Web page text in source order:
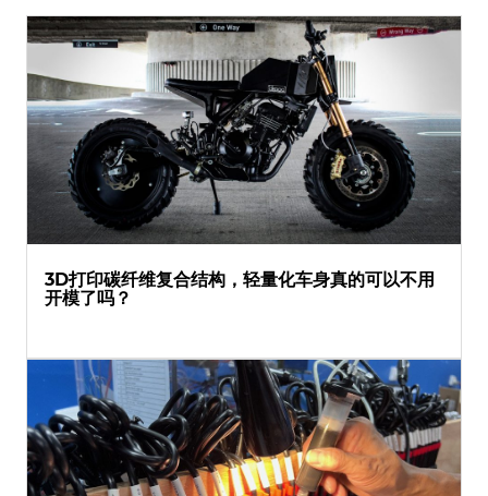
3D打印碳纤维复合结构，轻量化车身真的可以不用
开模了吗？